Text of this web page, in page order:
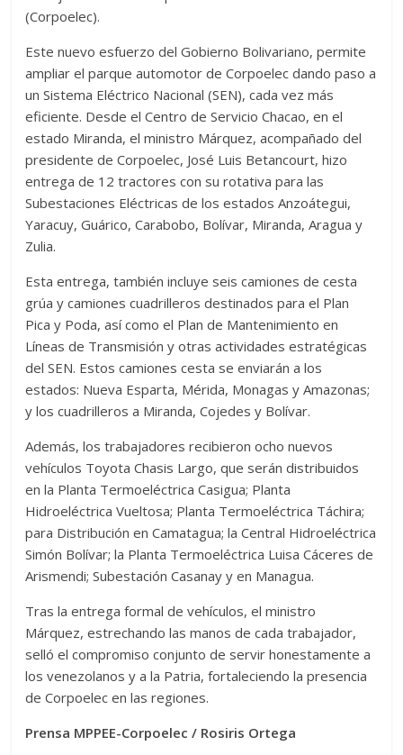
(Corpoelec).
Este nuevo esfuerzo del Gobierno Bolivariano, permite
ampliar el parque automotor de Corpoelec dando paso a
un Sistema Eléctrico Nacional (SEN), cada vez más
eficiente. Desde el Centro de Servicio Chacao, en el
estado Miranda, el ministro Márquez, acompañado del
presidente de Corpoelec, José Luis Betancourt, hizo
entrega de 12 tractores con su rotativa para las
Subestaciones Eléctricas de los estados Anzoátegui,
Yaracuy, Guárico, Carabobo, Bolívar, Miranda, Aragua y
Zulia.
Esta entrega, también incluye seis camiones de cesta
grúa y camiones cuadrilleros destinados para el Plan
Pica y Poda, así como el Plan de Mantenimiento en
Líneas de Transmisión y otras actividades estratégicas
del SEN. Estos camiones cesta se enviarán a los
estados: Nueva Esparta, Mérida, Monagas y Amazonas;
y los cuadrilleros a Miranda, Cojedes y Bolívar.
Además, los trabajadores recibieron ocho nuevos
vehículos Toyota Chasis Largo, que serán distribuidos
en la Planta Termoeléctrica Casigua; Planta
Hidroeléctrica Vueltosa; Planta Termoeléctrica Táchira;
para Distribución en Camatagua; la Central Hidroeléctrica
Simón Bolívar; la Planta Termoeléctrica Luisa Cáceres de
Arismendi; Subestación Casanay y en Managua.
Tras la entrega formal de vehículos, el ministro
Márquez, estrechando las manos de cada trabajador,
selló el compromiso conjunto de servir honestamente a
los venezolanos y a la Patria, fortaleciendo la presencia
de Corpoelec en las regiones.
Prensa MPPEE-Corpoelec / Rosiris Ortega